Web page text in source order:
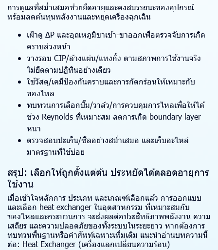
การดูแลที่สม่ำเสมอช่วยยืดอายุและคงสมรรถนะของอุปกรณ์
พร้อมลดต้นทุนพลังงานและหยุดเครื่องฉุกเฉิน
เฝ้าดู ΔP และอุณหภูมิขาเข้า-ขาออกเพื่อตรวจจับการเกิด
คราบล่วงหน้า
วางรอบ CIP/ล้างแผ่น/แทงกิ้ง ตามสภาพการใช้งานจริง
ไม่ยึดตามปฏิทินอย่างเดียว
ใช้วัสดุ/เคมีป้องกันคราบและการกัดกร่อนให้เหมาะกับ
ของไหล
ทบทวนการเลือกปั๊ม/วาล์ว/การควบคุมการไหลเพื่อให้ได้
ช่วง Reynolds ที่เหมาะสม ลดการเกิด boundary layer
หนา
ตรวจสอบปะเก็น/ซีลอย่างสม่ำเสมอ และเก็บอะไหล่
มาตรฐานที่ใช้บ่อย
สรุป: เลือกให้ถูกตั้งแต่ต้น ประหยัดได้ตลอดอายุการ
ใช้งาน
เมื่อเข้าใจหลักการ ประเภท และเกณฑ์เลือกแล้ว การออกแบบ
และเลือก heat exchanger ในอุตสาหกรรม ที่เหมาะสมกับ
ของไหลและกระบวนการ จะส่งผลต่อประสิทธิภาพพลังงาน ความ
เสถียร และความปลอดภัยของทั้งระบบในระยะยาว หากต้องการ
ทบทวนพื้นฐานหรือคำศัพท์เฉพาะเพิ่มเติม แนะนำอ่านบทความนี้
ต่อ: Heat Exchanger (เครื่องแลกเปลี่ยนความร้อน)